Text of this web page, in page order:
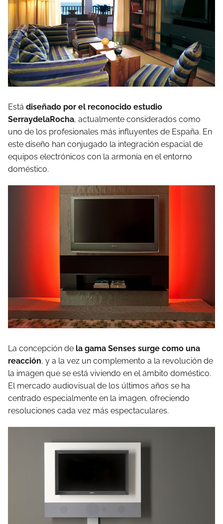
Está diseñado por el reconocido estudio
SerraydelaRocha, actualmente considerados como
uno de los profesionales más influyentes de España. En
este diseño han conjugado la integración espacial de
equipos electrónicos con la armonía en el entorno
doméstico.
La concepción de la gama Senses surge como una
reacción, y a la vez un complemento a la revolución de
la imagen que se está viviendo en el ámbito doméstico.
El mercado audiovisual de los últimos años se ha
centrado especialmente en la imagen, ofreciendo
resoluciones cada vez más espectaculares.